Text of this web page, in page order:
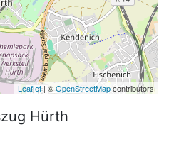
Leaflet| ©OpenStreetMapcontributors
Hürth